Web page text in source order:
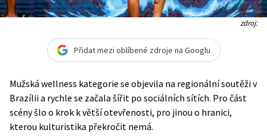
zdroj:
Přidat mezi oblíbené zdroje na Googlu
Mužská wellness kategorie se objevila na regionální soutěži v
Brazílii a rychle se začala šířit po sociálních sítích. Pro část
scény šlo o krok k větší otevřenosti, pro jinou o hranici,
kterou kulturistika překročit nemá.